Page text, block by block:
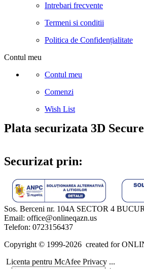
Intrebari frecvente
Termeni si conditii
Politica de Confidențialitate
Contul meu
Contul meu
Comenzi
Wish List
Plata securizata 3D Secure
Securizat prin:
Sos. Berceni nr. 104A SECTOR 4
Email: office@onlineqazn.us
Telefon: 0723156437
Copyright ©️ 1999-2026 created for
Licenta pentru McAfee Privacy ...